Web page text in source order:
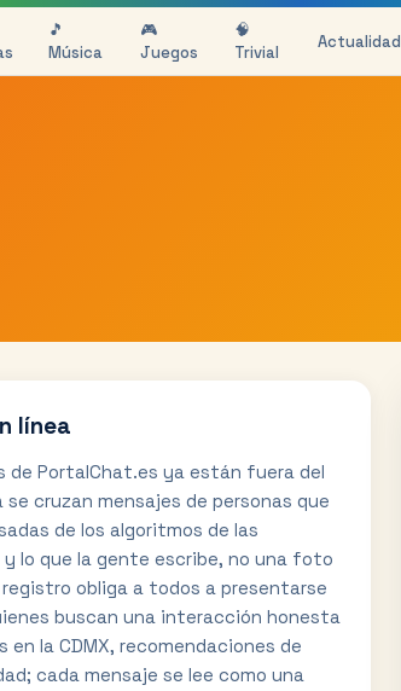
🎵
Música
🎮
Juegos
🧠
Trivial
Actualidad
línea
de PortalChat.es ya están fuera del
cruzan mensajes de personas que
de los algoritmos de las
lo que la gente escribe, no una foto
obliga a todos a presentarse
buscan una interacción honesta
la CDMX, recomendaciones de
cada mensaje se lee como una